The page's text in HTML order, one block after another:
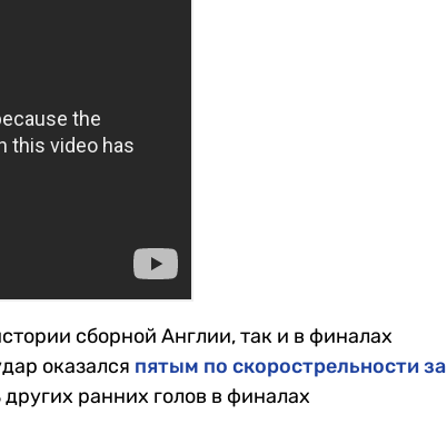
сборной Англии, так и в финалах
оказался пятым по скорострельности за
ранних голов в финалах